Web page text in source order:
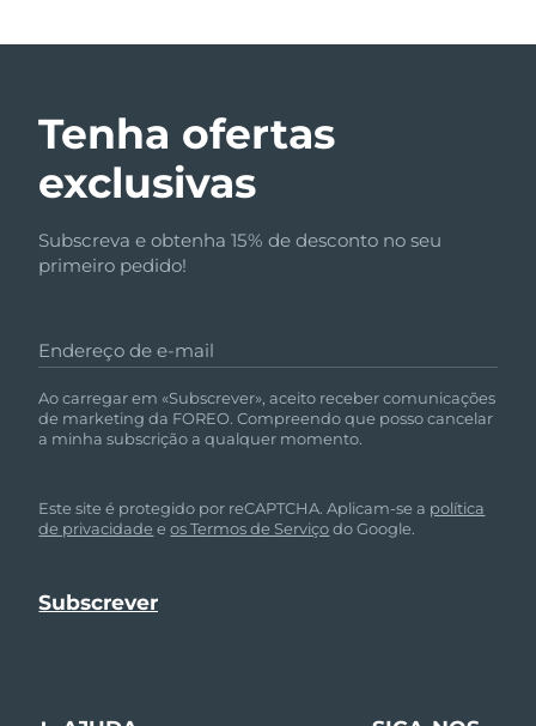
Tenha ofertas
exclusivas
Subscreva e obtenha 15% de desconto no seu
primeiro pedido!
Endereço de e-mail
Ao carregar em «Subscrever», aceito receber comunicações
de marketing da FOREO. Compreendo que posso cancelar
a minha subscrição a qualquer momento.
Este site é protegido por reCAPTCHA. Aplicam-se a política
de privacidade eos Termos de Serviçodo Google.